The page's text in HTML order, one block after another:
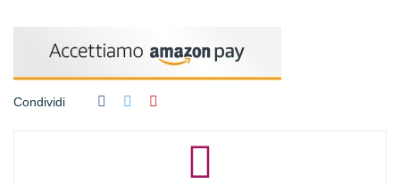
Condividi